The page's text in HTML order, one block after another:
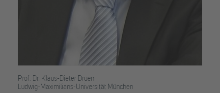
Prof. Dr. Klaus-Dieter Drüen
Ludwig-Maximilians-Universität München